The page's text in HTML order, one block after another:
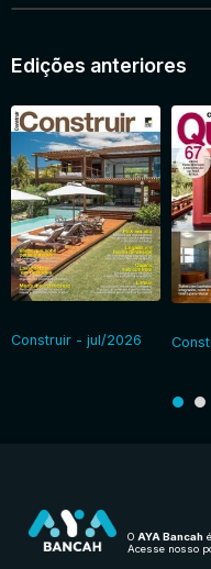
Edições anteriores
Construir - jul/2026
O AYA Bancah
Acesse nosso